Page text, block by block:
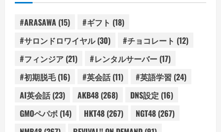
#ARASAWA (15) #ギフト (18)
#サロンドロワイヤル(30) #チョコレート (12)
#フィンジア (21) #レンタルサーバー (17)
#初期脱毛(16) #英会話(11) #英語学習 (24)
AI英会話(23) AKB48 (268) DNS設定 (16)
GMOペパボ (14) HKT48 (267) NGT48 (267)